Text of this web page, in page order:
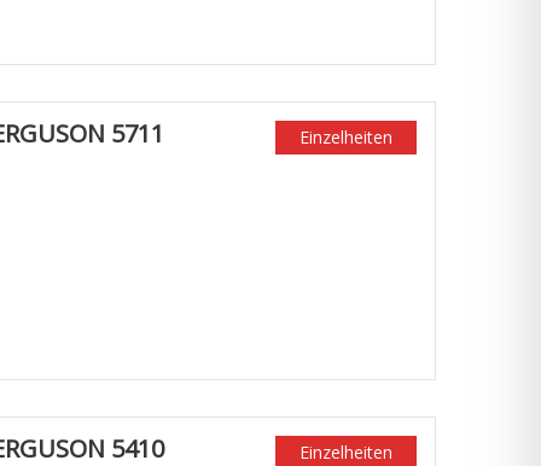
5711 Einzelheiten
5410 Einzelheiten